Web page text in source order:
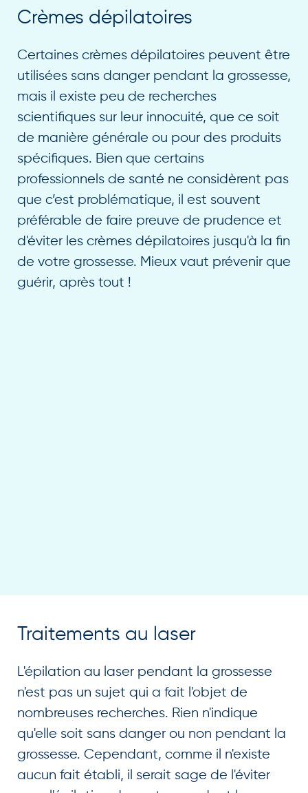
Crèmes dépilatoires
Certaines crèmes dépilatoires peuvent être
utilisées sans danger pendant la grossesse,
mais il existe peu de recherches
scientifiques sur leur innocuité, que ce soit
de manière générale ou pour des produits
spécifiques. Bien que certains
professionnels de santé ne considèrent pas
que c’est problématique, il est souvent
préférable de faire preuve de prudence et
d'éviter les crèmes dépilatoires jusqu'à la fin
de votre grossesse. Mieux vaut prévenir que
guérir, après tout !
Traitements au laser
L'épilation au laser pendant la grossesse
n'est pas un sujet qui a fait l'objet de
nombreuses recherches. Rien n'indique
qu'elle soit sans danger ou non pendant la
grossesse. Cependant, comme il n'existe
aucun fait établi, il serait sage de l'éviter